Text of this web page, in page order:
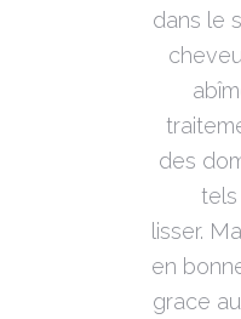
dans le
des
lisser.
en
grace